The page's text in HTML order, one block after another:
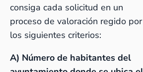
consiga cada solicitud en un
proceso de valoración regido por
los siguientes criterios:
A) Número de habitantes del